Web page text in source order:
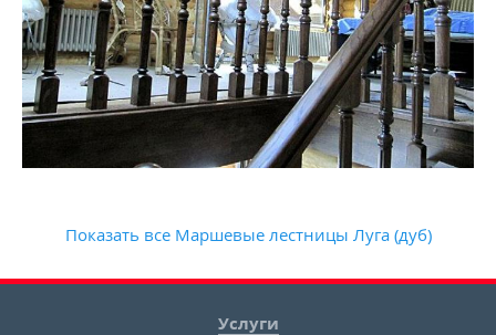
Показать все Маршевые лестницы Луга (дуб)
Услуги